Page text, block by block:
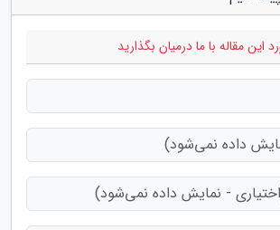
این مقاله با ما درمیان بگذارید